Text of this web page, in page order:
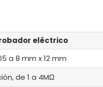
eléctrico
a 8 mm x 12 mm
de 1 a 4MΩ